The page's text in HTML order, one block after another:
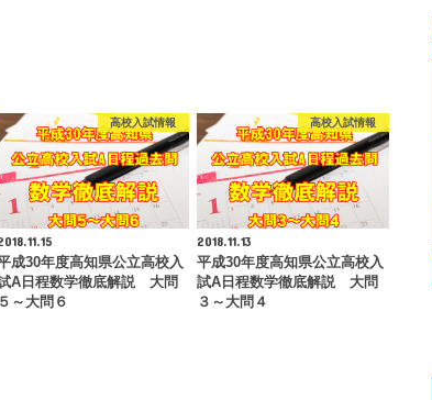
高校入試情報
成30年度高知県公立高校入
A日程数学徹底解説 大問
５～大問６
高校入試情報
2018.11.13
平成30年度高知県公立高校入
試A日程数学徹底解説 大問
３～大問４